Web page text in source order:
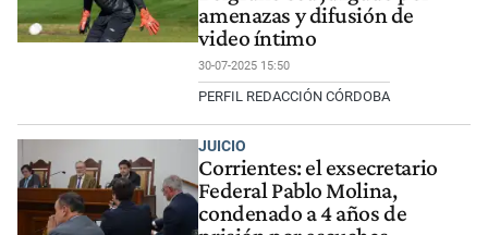
amenazas y difusión de
video íntimo
30-07-2025 15:50
PERFIL REDACCIÓN CÓRDOBA
JUICIO
Corrientes: el exsecretario
Federal Pablo Molina,
condenado a 4 años de